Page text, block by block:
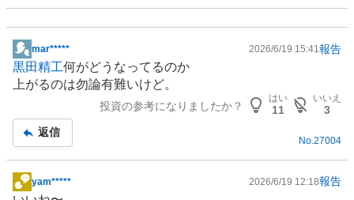
掲
示
板
mar***** 2026/6/19 15:41報告
黒田精工何がどうなってるのか
上がるのは勿論有難いけど。
投資の参考になりましたか？
はい
11
いいえ
3
返信
No.27004
掲
yam***** 2026/6/19 12:18報告